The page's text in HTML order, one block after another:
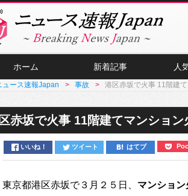
ホーム 新着記事 人
ュース速報Japan 事故 港区赤坂で火事 11階建
赤坂で火事 11階建てマンショ
いいね！ ツイート はてブ
東京都港区赤坂で３月２５日、 マンション